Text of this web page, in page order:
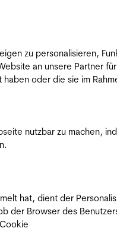
zu personalisieren,
an unsere Partner
oder die sie im
nutzbar zu machen,
hat, dient der
der Browser des